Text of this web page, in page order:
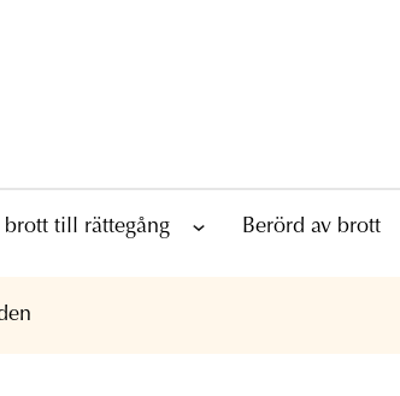
brott till rättegång Berörd av brott